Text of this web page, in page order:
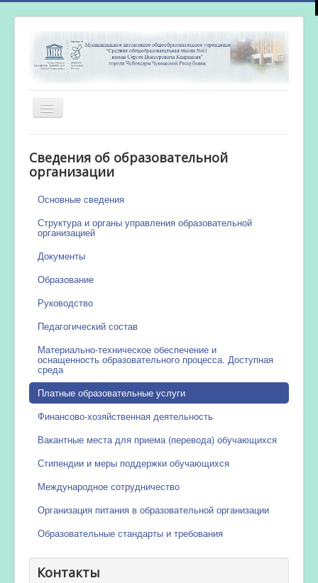
Включить/
выключить
Новости
Сведения об образовательной
организации
Основные сведения
Структура и органы управления образовательной
организацией
Документы
Образование
Руководство
Педагогический состав
Материально-техническое обеспечение и
оснащенность образовательного процесса. Доступная
среда
Платные образовательные услуги
Финансово-хозяйственная деятельность
Вакантные места для приема (перевода) обучающихся
Стипендии и меры поддержки обучающихся
Международное сотрудничество
Организация питания в образовательной организации
Образовательные стандарты и требования
Контакты